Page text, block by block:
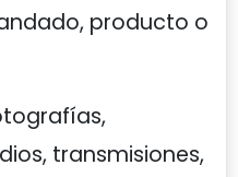
producto o
transmisiones,